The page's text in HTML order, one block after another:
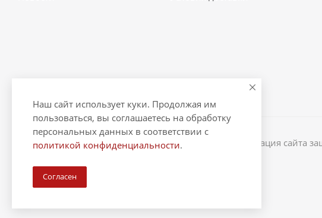
2026 © "Рыбак и Рыбачок" - интернет-магазин Информация сайта
Наш сайт использует куки. Продолжая им
пользоваться, вы соглашаетесь на обработку
персональных данных в соответствии с
политикой конфиденциальности.
Согласен